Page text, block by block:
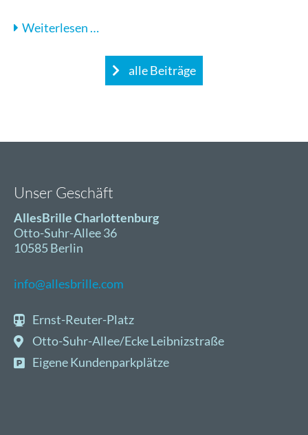
Weiterlesen …
mit
dem
Kältebus
alle Beiträge
Unser Geschäft
AllesBrille Charlottenburg
Otto-Suhr-Allee 36
10585 Berlin
info@allesbrille.com
Ernst-Reuter-Platz
Otto-Suhr-Allee/Ecke Leibnizstraße
Eigene Kundenparkplätze